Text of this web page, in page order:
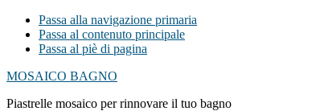
Passa alla navigazione primaria
Passa al contenuto principale
Passa al piè di pagina
MOSAICO BAGNO
Piastrelle mosaico per rinnovare il tuo bagno